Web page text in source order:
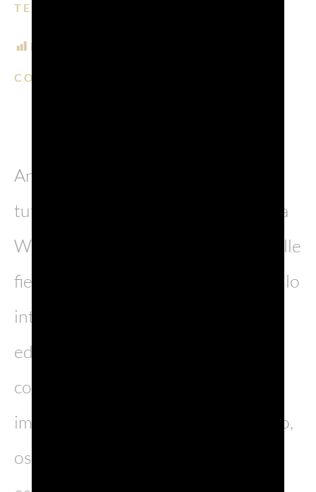
TEMPO DI LETTURA: 5 MIN.
POST VIEWS:
CONDIVIDI SU:
Anche quest’anno il Consorzio di
tutela del Prosecco DOC è tornato a
Wine Paris (10-12 febbraio), una delle
fiere di settore più prestigiose a livello
internazionale. Giunta alla sua sesta
edizione, la manifestazione si
conferma un punto di riferimento
imprescindibile per il mondo del vino,
ospitando ogni anno produttori,